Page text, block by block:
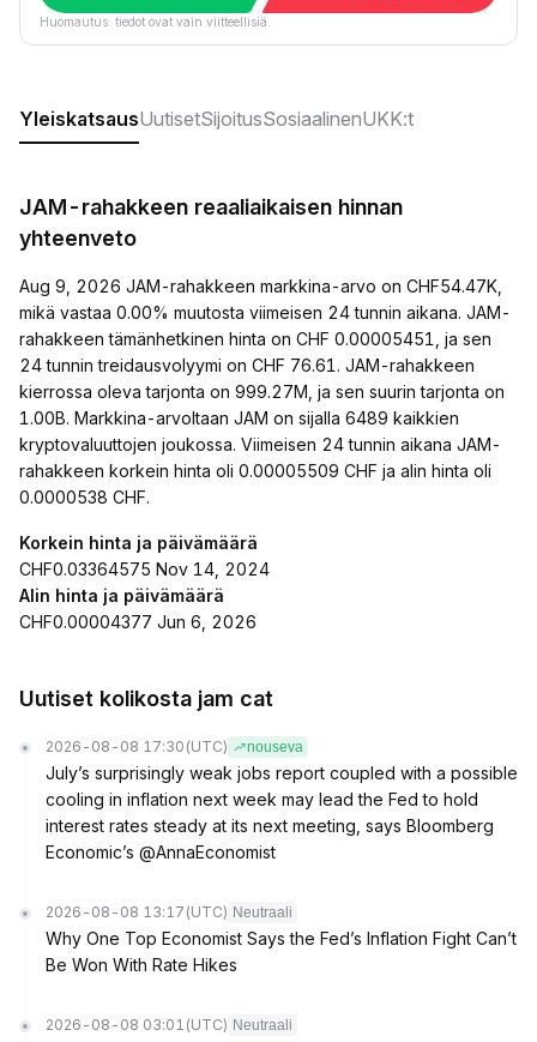
Huomautus: tiedot ovat vain viitteellisiä.
YleiskatsausUutisetSijoitusSosiaalinenUKK:t
JAM-rahakkeen reaaliaikaisen hinnan
yhteenveto
Aug 9, 2026 JAM-rahakkeen markkina-arvo on CHF54.47K,
mikä vastaa 0.00% muutosta viimeisen 24 tunnin aikana. JAM-
rahakkeen tämänhetkinen hinta on CHF 0.00005451, ja sen
24 tunnin treidausvolyymi on CHF 76.61. JAM-rahakkeen
kierrossa oleva tarjonta on 999.27M, ja sen suurin tarjonta on
1.00B. Markkina-arvoltaan JAM on sijalla 6489 kaikkien
kryptovaluuttojen joukossa. Viimeisen 24 tunnin aikana JAM-
rahakkeen korkein hinta oli 0.00005509 CHF ja alin hinta oli
0.0000538 CHF.
Korkein hinta ja päivämäärä
CHF0.03364575 Nov 14, 2024
Alin hinta ja päivämäärä
CHF0.00004377 Jun 6, 2026
Uutiset kolikosta jam cat
2026-08-08 17:30 (UTC) nouseva
July’s surprisingly weak jobs report coupled with a possible
cooling in inflation next week may lead the Fed to hold
interest rates steady at its next meeting, says Bloomberg
Economic’s @AnnaEconomist
2026-08-08 13:17 (UTC) Neutraali
Why One Top Economist Says the Fed’s Inflation Fight Can’t
Be Won With Rate Hikes
2026-08-08 03:01 (UTC) Neutraali